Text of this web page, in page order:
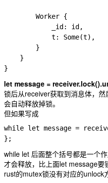
        Worker {
            _id: id,
            t: Some(t),
        }
    }
let message =
锁后从receiver获取到消息体，
会自动释放掉锁。
但如果写成
while let message =
while let 后面整个括号都是一个
才会释放，比上面let message要
rust的mutex锁没有对应的unlock